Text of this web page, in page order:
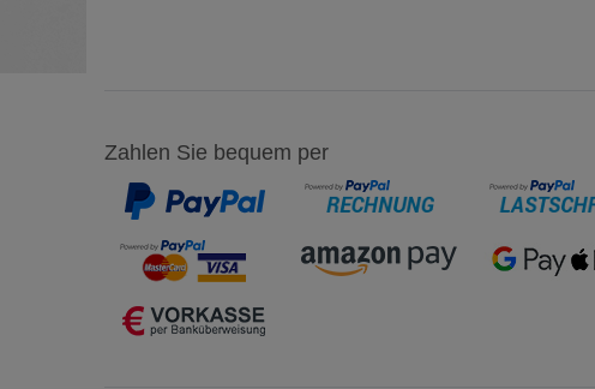
Zahlen Sie bequem per